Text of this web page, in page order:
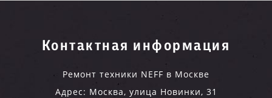
Контактная информация
Ремонт техники NEFF в Москве
Адрес: Москва, улица Новинки, 31